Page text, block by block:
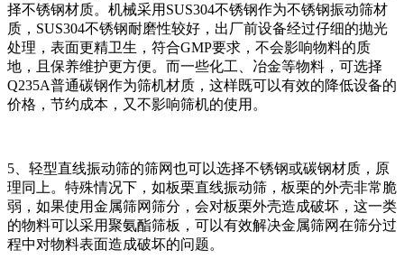
择不锈钢材质。机械采用SUS304不锈钢作为不锈钢振动筛材
质，SUS304不锈钢耐磨性较好，出厂前设备经过仔细的抛光
处理，表面更精卫生，符合GMP要求，不会影响物料的质
地，且保养维护更方便。而一些化工、冶金等物料，可选择
Q235A普通碳钢作为筛机材质，这样既可以有效的降低设备的
价格，节约成本，又不影响筛机的使用。
5、轻型直线振动筛的筛网也可以选择不锈钢或碳钢材质，原
理同上。特殊情况下，如板栗直线振动筛，板栗的外壳非常脆
弱，如果使用金属筛网筛分，会对板栗外壳造成破坏，这一类
的物料可以采用聚氨酯筛板，可以有效解决金属筛网在筛分过
程中对物料表面造成破坏的问题。